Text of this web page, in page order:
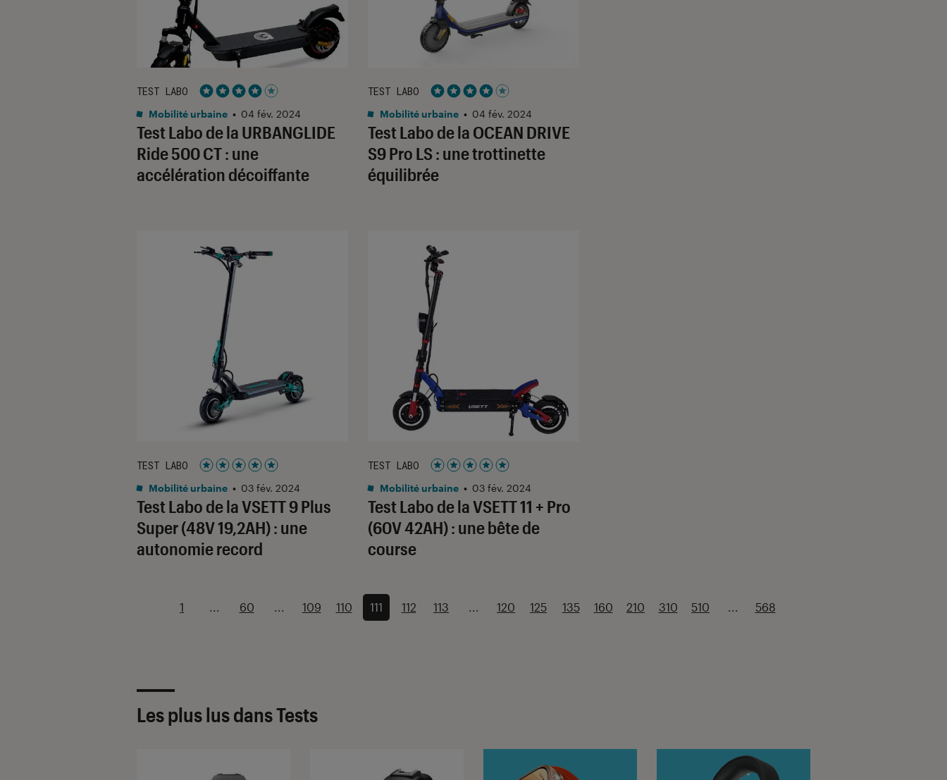
Test Labo de la URBANGLIDE
Ride 500 CT : une
accélération décoiffante
TEST LABO
Noté 4 étoiles sur 5
Mobilité urbaine • 04 fév. 2024
Test Labo de la OCEAN DRIVE
S9 Pro LS : une trottinette
équilibrée
TEST LABO
Noté 4 étoiles sur 5
Mobilité urbaine • 04 fév. 2024
Test Labo de la VSETT 9 Plus
Super (48V 19,2AH) : une
autonomie record
TEST LABO
Noté 5 étoiles sur 5
Mobilité urbaine • 03 fév. 2024
Test Labo de la VSETT 11 + Pro
(60V 42AH) : une bête de
course
TEST LABO
Noté 5 étoiles sur 5
Mobilité urbaine • 03 fév. 2024
1 ... 60 ... 109 110 111 112 113 ... 120 125 135 160 210 310 510 ... 568
Les plus lus dans Tests